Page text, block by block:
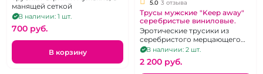
манящей сеткой
В наличии: 1 шт.
700 pуб.
В корзину
5.0 3 отзыва
Трусы мужские "Keep away"
серебристые виниловые.
Эротические трусики из
серебристого мерцающего
винила. Размер 44-48
В наличии: 2 шт.
2 200 pуб.